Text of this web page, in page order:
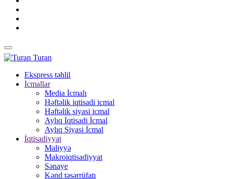
Turan
Ekspress təhlil
İcmallar
Media İcmalı
Həftəlik iqtisadi icmal
Həftəlik siyasi icmal
Aylıq İqtisadi İcmal
Aylıq Siyasi İcmal
İqtisadiyyat
Maliyyə
Makroiqtisadiyyat
Sənaye
Kənd təsərrüfatı